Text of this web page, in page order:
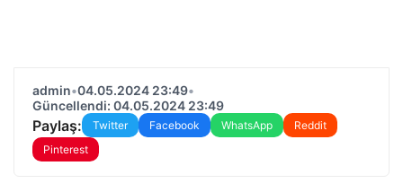
admin•04.05.2024 23:49•
Güncellendi: 04.05.2024 23:49
Paylaş: Twitter Facebook WhatsApp
Reddit
Pinterest